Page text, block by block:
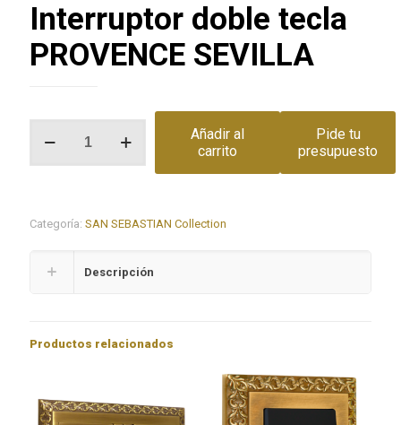
Interruptor doble tecla
PROVENCE SEVILLA
doble
Añadir al
carrito
Pide tu
presupuesto
Categoría: SAN SEBASTIAN Collection
Descripción
Productos relacionados